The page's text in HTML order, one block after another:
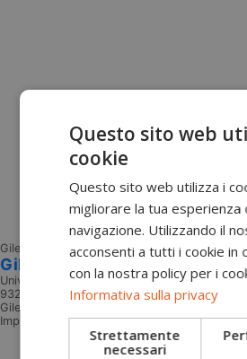
Gilet outdoor Uomo
Gilet Caccia Ortles Univers
Univers
93259
Gilet da caccia elasticizzato Ortles Gilet
Impieghi: ideale per la caccia in tutte le
Aggiungi al carrello
Questo sito web
cookie
Questo sito web utilizza i
migliorare la tua esperienza
navigazione. Utilizzando il
acconsenti a tutti i cookie in
con la nostra policy per i
Informativa sulla privacy
Strettamente
necessari